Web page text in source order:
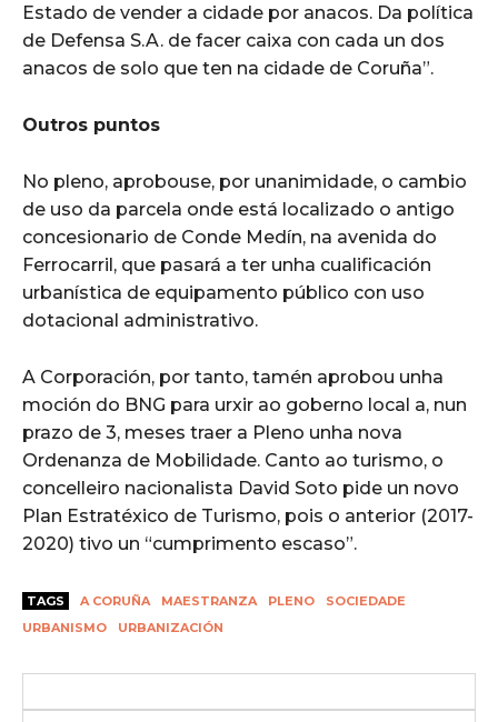
Estado de vender a cidade por anacos. Da política
de Defensa S.A. de facer caixa con cada un dos
anacos de solo que ten na cidade de Coruña”.
Outros puntos
No pleno, aprobouse, por unanimidade, o cambio
de uso da parcela onde está localizado o antigo
concesionario de Conde Medín, na avenida do
Ferrocarril, que pasará a ter unha cualificación
urbanística de equipamento público con uso
dotacional administrativo.
A Corporación, por tanto, tamén aprobou unha
moción do BNG para urxir ao goberno local a, nun
prazo de 3, meses traer a Pleno unha nova
Ordenanza de Mobilidade. Canto ao turismo, o
concelleiro nacionalista David Soto pide un novo
Plan Estratéxico de Turismo, pois o anterior (2017-
2020) tivo un “cumprimento escaso”.
TAGS A CORUÑA MAESTRANZA PLENO
SOCIEDADE
URBANISMO
URBANIZACIÓN